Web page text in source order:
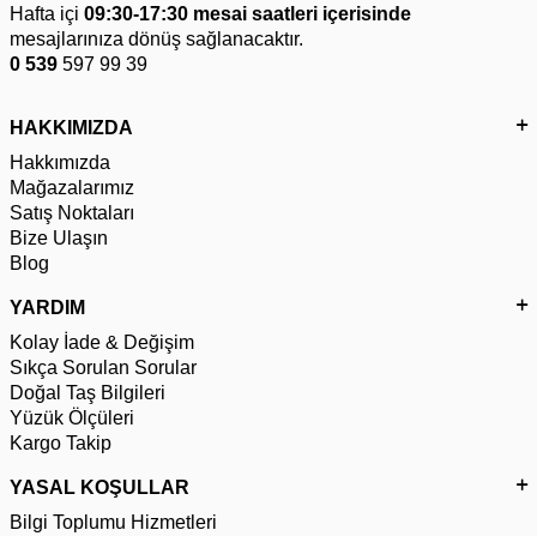
Hafta içi 09:30-17:30 mesai saatleri içerisinde
mesajlarınıza dönüş sağlanacaktır.
0 539 597 99 39
HAKKIMIZDA
Hakkımızda
Mağazalarımız
Satış Noktaları
Bize Ulaşın
Blog
YARDIM
Kolay İade & Değişim
Sıkça Sorulan Sorular
Doğal Taş Bilgileri
Yüzük Ölçüleri
Kargo Takip
YASAL KOŞULLAR
Bilgi Toplumu Hizmetleri